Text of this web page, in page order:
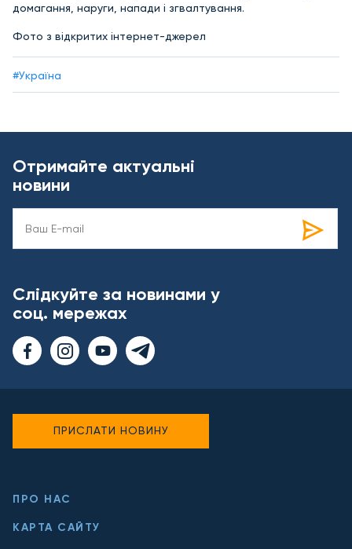
домагання, наруги, напади і згвалтування.
Фото з відкритих інтернет-джерел
#Україна
Отримайте актуальні
новини
Слідкуйте за новинами у
соц. мережах
ПРО НАС
КАРТА САЙТУ
ПРИСЛАТИ НОВИНУ